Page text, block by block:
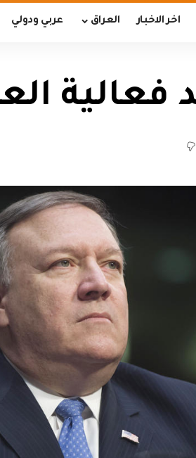
اخر الاخبار العراق عربي ودولي
فعالية